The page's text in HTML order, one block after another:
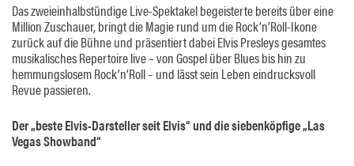
Das zweieinhalbstündige Live-Spektakel begeisterte bereits über eine
Million Zuschauer, bringt die Magie rund um die Rock’n’Roll-Ikone
zurück auf die Bühne und präsentiert dabei Elvis Presleys gesamtes
musikalisches Repertoire live – von Gospel über Blues bis hin zu
hemmungslosem Rock’n’Roll – und lässt sein Leben eindrucksvoll
Revue passieren.
Der „beste Elvis-Darsteller seit Elvis“ und die siebenköpfige „Las
Vegas Showband“